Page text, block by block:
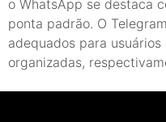
o WhatsApp se destaca
ponta padrão. O
adequados para
organizadas,